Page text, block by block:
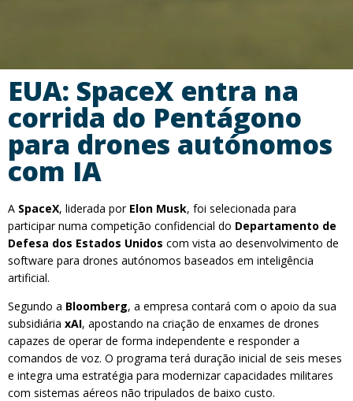
EUA: SpaceX entra na
corrida do Pentágono
para drones autónomos
com IA
A SpaceX, liderada por Elon Musk, foi selecionada para
participar numa competição confidencial do Departamento de
Defesa dos Estados Unidos com vista ao desenvolvimento de
software para drones autónomos baseados em inteligência
artificial.
Segundo a Bloomberg, a empresa contará com o apoio da sua
subsidiária xAI, apostando na criação de enxames de drones
capazes de operar de forma independente e responder a
comandos de voz. O programa terá duração inicial de seis meses
e integra uma estratégia para modernizar capacidades militares
com sistemas aéreos não tripulados de baixo custo.